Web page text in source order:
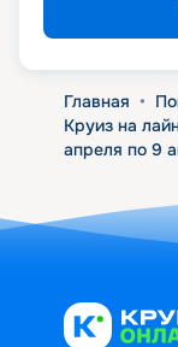
Главная •
Круиз на
апреля по 9